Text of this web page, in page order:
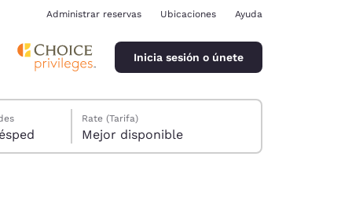
Administrar reservas Ubicaciones Ayuda
Inicia sesión o únete
1 huésped
Rate (Tarifa)
Mejor disponible